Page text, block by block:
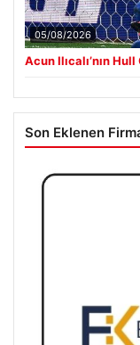
05/08/2026
Acun Ilıcalı’nın
Son Eklenen